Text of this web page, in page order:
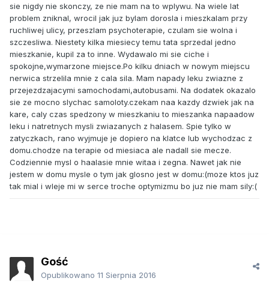
sie nigdy nie skonczy, ze nie mam na to wplywu. Na wiele lat
problem zniknal, wrocil jak juz bylam dorosla i mieszkalam przy
ruchliwej ulicy, przeszlam psychoterapie, czulam sie wolna i
szczesliwa. Niestety kilka miesiecy temu tata sprzedal jedno
mieszkanie, kupil za to inne. Wydawalo mi sie ciche i
spokojne,wymarzone miejsce.Po kilku dniach w nowym miejscu
nerwica strzelila mnie z cala sila. Mam napady leku zwiazne z
przejezdzajacymi samochodami,autobusami. Na dodatek okazalo
sie ze mocno slychac samoloty.czekam naa kazdy dzwiek jak na
kare, caly czas spedzony w mieszkaniu to mieszanka napaadow
leku i natretnych mysli zwiazanych z halasem. Spie tylko w
zatyczkach, rano wyjmuje je dopiero na klatce lub wychodzac z
domu.chodze na terapie od miesiaca ale nadall sie mecze.
Codziennie mysl o haalasie mnie witaa i zegna. Nawet jak nie
jestem w domu mysle o tym jak glosno jest w domu:(moze ktos juz
tak mial i wleje mi w serce troche optymizmu bo juz nie mam sily:(
Gość
Opublikowano 11 Sierpnia 2016